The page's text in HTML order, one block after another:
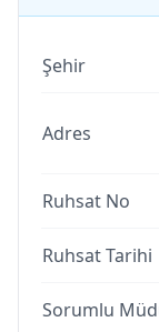
Şehir
Adres
Ruhsat No
Ruhsat Tarihi
Sorumlu